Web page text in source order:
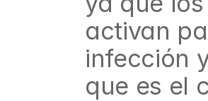
activan
infección
que es el